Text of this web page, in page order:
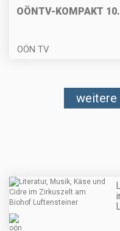
OÖNTV-KOMPAKT
OÖN TV
weitere